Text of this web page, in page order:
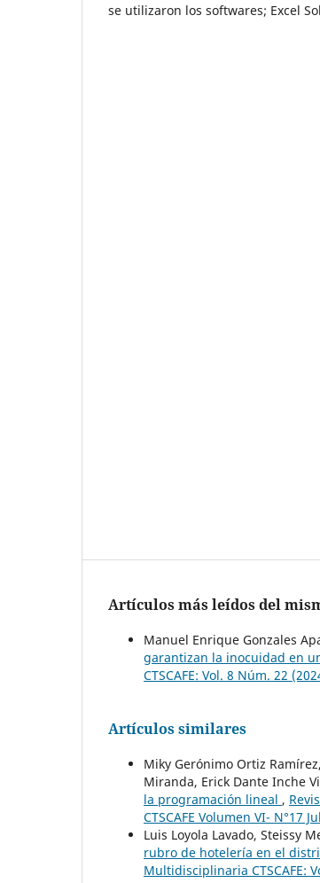
se utilizaron los softwares; Excel
Artículos más leídos del
Manuel Enrique Gonzales
garantizan la inocuidad en
CTSCAFE: Vol. 8 Núm. 22
Artículos similares
Miky Gerónimo Ortiz
Miranda, Erick Dante Inche
la programación lineal ,
CTSCAFE Volumen VI- N°17
Luis Loyola Lavado, Steissy
rubro de hotelería en el
Multidisciplinaria CTSCAFE: